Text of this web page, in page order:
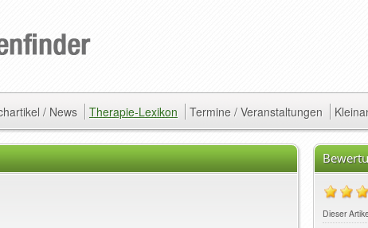
/ News Therapie-Lexikon Termine / Veranstaltungen
Dieser